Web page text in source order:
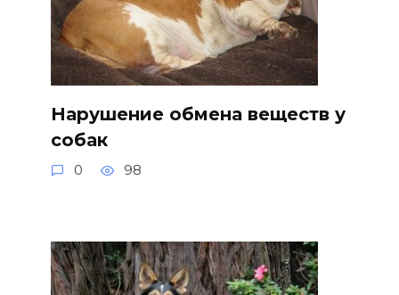
Нарушение обмена веществ у
собак
0 98